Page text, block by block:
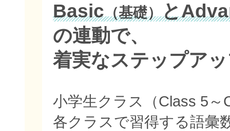
Basic（基礎）と
の連動で、
着実なステップア
小学生クラス（Class 5～
各クラスで習得する語彙